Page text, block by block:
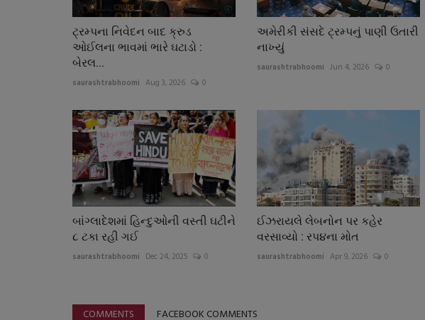
ટ્રમ્પના નિવેદન બાદ ક્રુડ
ઓઈલના ભાવમાં ભારે ઘટાડો :
બેરલ...
saurashtrabhoomi Aug 3, 2026 0
અમેરીકી સંસદે ટ્રમ્પનું પાણી ઉતારી
નાખ્યું
saurashtrabhoomi Jun 4, 2026 0
બાંગ્લાદેશમાં હિન્દુઓની વસ્તી ઘટીને
૮ ટકા રહી ગઈ
saurashtrabhoomi Dec 24, 2025 0
ઈઝરાયલે લેબનોન પર કહેર
વરસાવ્યો : રપ૪ના મોત
saurashtrabhoomi Apr 9, 2026 0
COMMENTS FACEBOOK COMMENTS